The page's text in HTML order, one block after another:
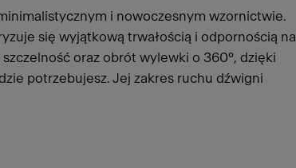
i nowoczesnym wzornictwie.
się wyjątkową trwałością i odpornością na
oraz obrót wylewki o 360°, dzięki
potrzebujesz. Jej zakres ruchu dźwigni